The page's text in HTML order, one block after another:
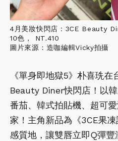
4月美妝快閃店：3CE Beauty
10色， NT.410
圖片來源：造咖編輯Vicky拍攝
《單身即地獄5》朴喜珗
Beauty Diner快閃店！以
番茄、韓式拍貼機、超可
家！主角新品為《3CE果
感質地，讓雙唇立即Q彈